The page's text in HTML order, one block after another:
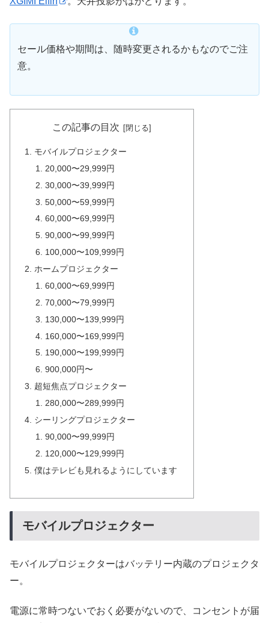
セール価格や期間は、随時変更されるかもなのでご注
意。
この記事の目次
モバイルプロジェクター
20,000〜29,999円
30,000〜39,999円
50,000〜59,999円
60,000〜69,999円
90,000〜99,999円
100,000〜109,999円
ホームプロジェクター
60,000〜69,999円
70,000〜79,999円
130,000〜139,999円
160,000〜169,999円
190,000〜199,999円
900,000円〜
超短焦点プロジェクター
280,000〜289,999円
シーリングプロジェクター
90,000〜99,999円
120,000〜129,999円
僕はテレビも見れるようにしています
モバイルプロジェクター
モバイルプロジェクターはバッテリー内蔵のプロジェクタ
ー。
電源に常時つないでおく必要がないので、コンセントが届